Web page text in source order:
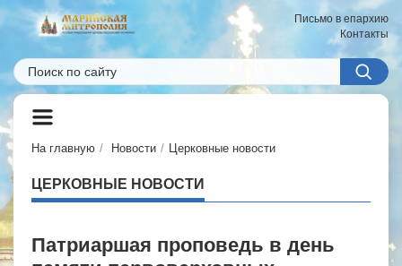
Письмо в епархию
Контакты
На главную Новости Церковные новости
ЦЕРКОВНЫЕ НОВОСТИ
Патриаршая проповедь в день